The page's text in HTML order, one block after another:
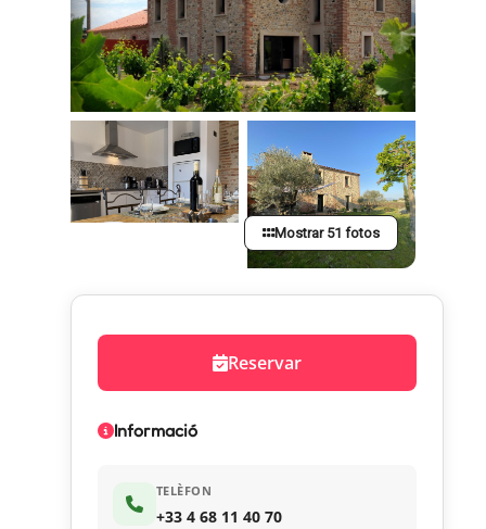
Mostrar 51 fotos
Reservar
Informació
TELÈFON
+33 4 68 11 40 70